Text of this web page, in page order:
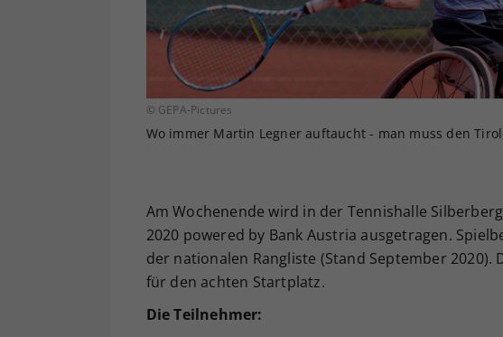
© GEPA-Pictures
Wo immer Martin Legner auftaucht - man muss den
Am Wochenende wird in der Tennishalle
2020 powered by Bank Austria ausgetragen.
der nationalen Rangliste (Stand September
für den achten Startplatz.
Die Teilnehmer: